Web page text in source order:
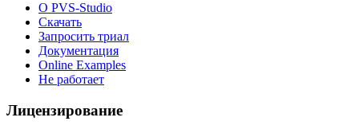
О PVS-Studio
Скачать
Запросить триал
Документация
Online Examples
Не работает
Лицензирование